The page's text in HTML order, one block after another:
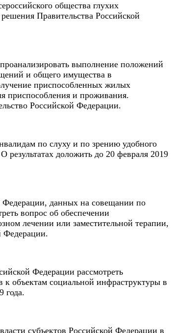
общества глухих
Правительства Российской
выполнение положений
и общего имущества в
приспособленных жилых
приспособления и проживания.
Российской Федерации.
по слуху и по зрению удобного
результатах доложить до 20 февраля 2019
данных на совещании по
вопрос об обеспечении
лечении или заместительной терапии,
Федерации.
Федерации рассмотреть
к объектам социальной инфраструктуры в
года.
субъектов Российской Федерации в